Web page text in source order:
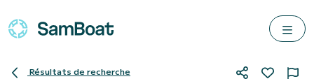
Résultats de recherche